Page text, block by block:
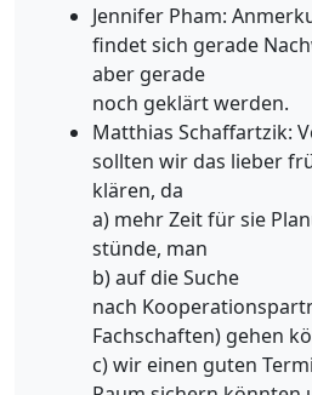
Jennifer Pham:
findet sich gerade
aber gerade
noch geklärt werden.
Matthias Schaffartzik:
sollten wir das lieber
klären, da
a) mehr Zeit für sie
stünde, man
b) auf die Suche
nach
Fachschaften) gehen
c) wir einen guten